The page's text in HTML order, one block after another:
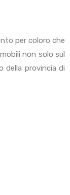
per coloro che
non solo sul
provincia di